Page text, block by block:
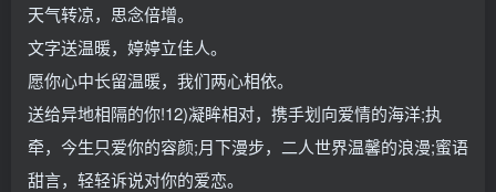
天气转凉，思念倍增。
文字送温暖，婷婷立佳人。
愿你心中长留温暖，我们两心相依。
送给异地相隔的你!12)凝眸相对，携手划向爱情的海洋;执
牵，今生只爱你的容颜;月下漫步，二人世界温馨的浪漫;蜜语
甜言，轻轻诉说对你的爱恋。